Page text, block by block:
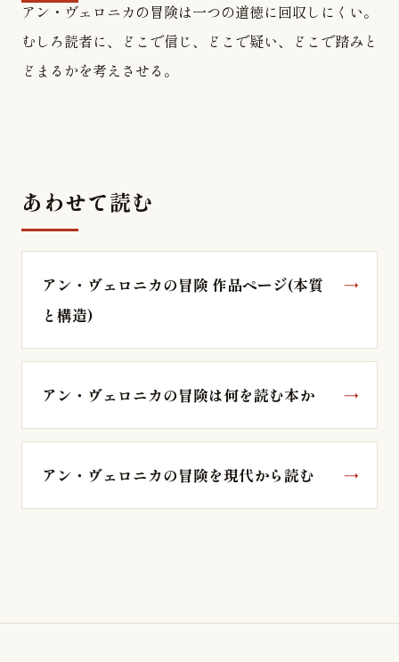
アン・ヴェロニカの冒険は一つの道徳に回収しにくい。
むしろ読者に、どこで信じ、どこで疑い、どこで踏みと
どまるかを考えさせる。
あわせて読む
アン・ヴェロニカの冒険 作品ページ(本質
と構造)
アン・ヴェロニカの冒険は何を読む本か
アン・ヴェロニカの冒険を現代から読む